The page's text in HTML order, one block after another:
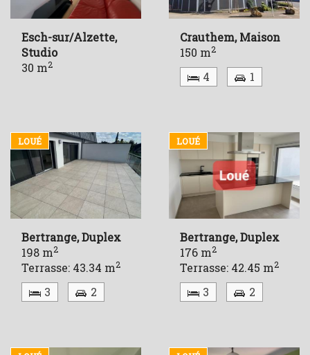
Esch-sur/Alzette,
Studio
30 m2
Crauthem, Maison
150 m2
4 1
LOUÉ
Bertrange, Duplex
198 m2
Terrasse: 43.34 m2
3 2
LOUÉ
Bertrange, Duplex
176 m2
Terrasse: 42.45 m2
3 2